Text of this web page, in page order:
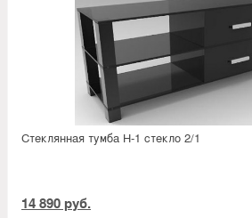
Стеклянная тумба Н-1 стекло 2/1
14 890 руб.